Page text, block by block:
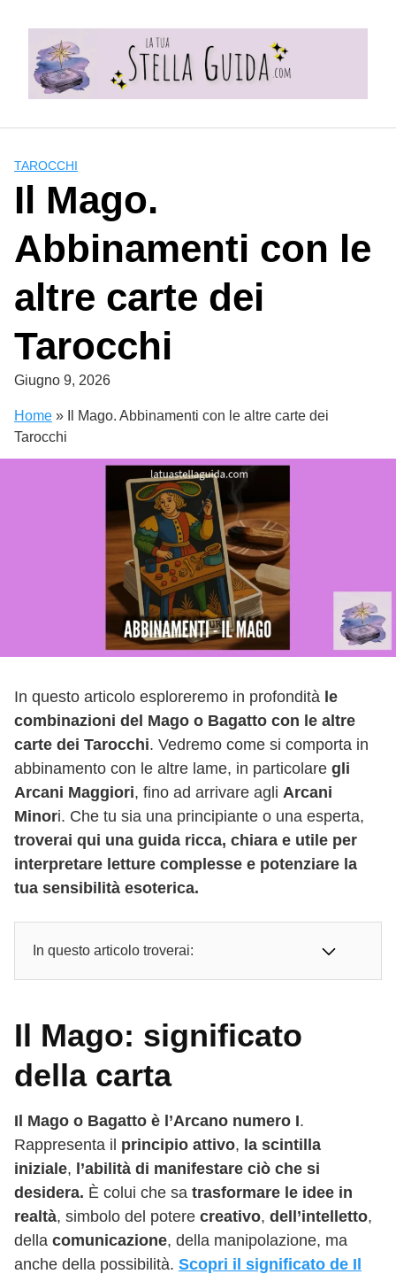
content
TAROCCHI
Il Mago.
Abbinamenti con le
altre carte dei
Tarocchi
Giugno 9, 2026
Home »
Il Mago. Abbinamenti con le altre carte dei
Tarocchi
In questo articolo esploreremo in profondità le
combinazioni del Mago o Bagatto con le altre
carte dei Tarocchi. Vedremo come si comporta in
abbinamento con le altre lame, in particolare gli
Arcani Maggiori, fino ad arrivare agli Arcani
Minori. Che tu sia una principiante o una esperta,
troverai qui una guida ricca, chiara e utile per
interpretare letture complesse e potenziare la
tua sensibilità esoterica.
In questo articolo troverai:
Il Mago: significato
della carta
Il Mago o Bagatto è l’Arcano numero I.
Rappresenta il principio attivo, la scintilla
iniziale, l’abilità di manifestare ciò che si
desidera. È colui che sa trasformare le idee in
realtà, simbolo del potere creativo, dell’intelletto,
della comunicazione, della manipolazione, ma
anche della possibilità. Scopri il significato de Il